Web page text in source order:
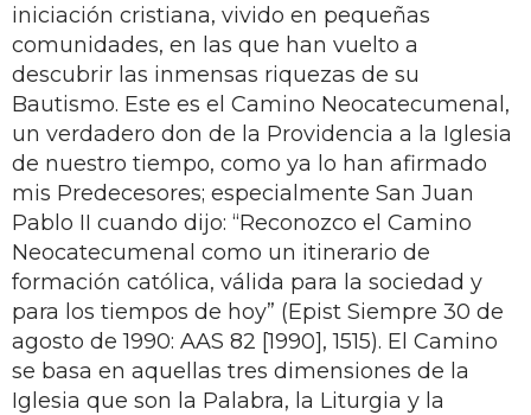
iniciación cristiana, vivido en pequeñas
comunidades, en las que han vuelto a
descubrir las inmensas riquezas de su
Bautismo. Este es el Camino Neocatecumenal,
un verdadero don de la Providencia a la Iglesia
de nuestro tiempo, como ya lo han afirmado
mis Predecesores; especialmente San Juan
Pablo II cuando dijo: “Reconozco el Camino
Neocatecumenal como un itinerario de
formación católica, válida para la sociedad y
para los tiempos de hoy” (Epist Siempre 30 de
agosto de 1990: AAS 82 [1990], 1515). El Camino
se basa en aquellas tres dimensiones de la
Iglesia que son la Palabra, la Liturgia y la